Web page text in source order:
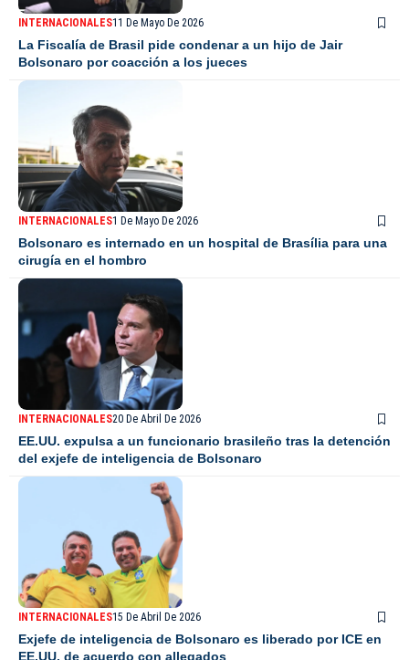
INTERNACIONALES11 De Mayo De 2026
La Fiscalía de Brasil pide condenar a un hijo de Jair
Bolsonaro por coacción a los jueces
INTERNACIONALES1 De Mayo De 2026
Bolsonaro es internado en un hospital de Brasília para una
cirugía en el hombro
INTERNACIONALES20 De Abril De 2026
EE.UU. expulsa a un funcionario brasileño tras la detención
del exjefe de inteligencia de Bolsonaro
INTERNACIONALES15 De Abril De 2026
Exjefe de inteligencia de Bolsonaro es liberado por ICE en
EE.UU. de acuerdo con allegados